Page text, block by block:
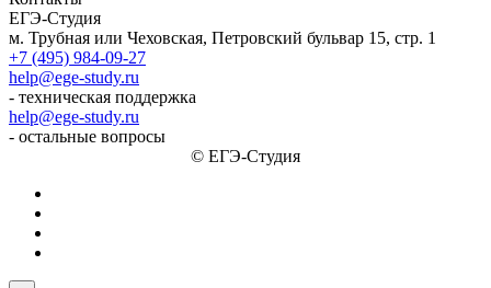
ЕГЭ-Студия
м. Трубная или Чеховская, Петровский бульвар 15, стр. 1
+7 (495) 984-09-27
help@ege-study.ru
- техническая поддержка
help@ege-study.ru
- остальные вопросы
© ЕГЭ-Студия